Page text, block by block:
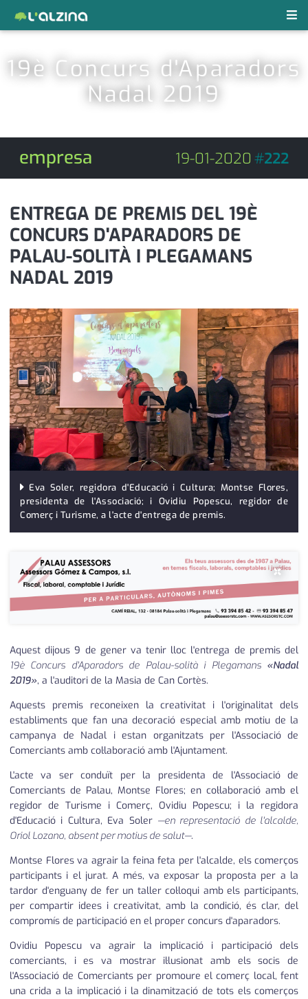
últimes notícies
agenda
empresa
entrevista
medi ambient
opinió
política
promo serveis
reportatge
salut
serveis
urbanisme
editorial
revistes pdf
subscripció
contacte
farmàcies
calendari
19è Concurs d'Aparadors
Nadal 2019
empresa 19-01-2020 #222
ENTREGA DE PREMIS DEL 19È
CONCURS D'APARADORS DE
PALAU-SOLITÀ I PLEGAMANS
NADAL 2019
Eva Soler, regidora d'Educació i Cultura; Montse Flores,
presidenta de l'Associació; i Ovidiu Popescu, regidor de
Comerç i Turisme, a l'acte d'entrega de premis.
×
Aquest dijous 9 de gener va tenir lloc l'entrega de premis del
19è Concurs d'Aparadors de Palau-solità i Plegamans «Nadal
2019», a l'auditori de la Masia de Can Cortès.
Aquests premis reconeixen la creativitat i l'originalitat dels
establiments que fan una decoració especial amb motiu de la
campanya de Nadal i estan organitzats per l'Associació de
Comerciants amb col·laboració amb l'Ajuntament.
L'acte va ser conduït per la presidenta de l'Associació de
Comerciants de Palau, Montse Flores; en col·laboració amb el
regidor de Turisme i Comerç, Ovidiu Popescu; i la regidora
d'Educació i Cultura, Eva Soler —en representació de l'alcalde,
Oriol Lozano, absent per motius de salut—.
Montse Flores va agrair la feina feta per l'alcalde, els comerços
participants i el jurat. A més, va exposar la proposta per a la
tardor d'enguany de fer un taller col·loqui amb els participants,
per compartir idees i creativitat, amb la condició, és clar, del
compromís de participació en el proper concurs d'aparadors.
Ovidiu Popescu va agrair la implicació i participació dels
comerciants, i es va mostrar il·lusionat amb els socis de
l'Associació de Comerciants per promoure el comerç local, fent
una crida a la implicació i la dinamització de tots els comerços